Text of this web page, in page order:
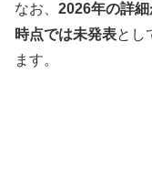
なお、 2026年の詳
時点では未発表とし
ます。